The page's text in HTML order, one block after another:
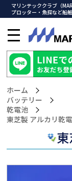
マリンテッククラブ（
プロッター・魚探など船
メ
ニ
ュ
ー
を
開
く
ホーム
バッテリー
乾電池
>東芝製 アルカリ乾